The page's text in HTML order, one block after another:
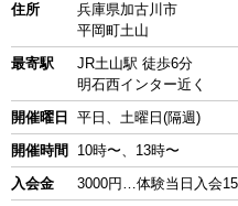
住所
兵庫県加古川市
平岡町土山
最寄駅
JR土山駅 徒歩6分
明石西インター近く
開催曜日
平日、土曜日(隔週)
開催時間
10時〜、13時〜
入会金
3000円…体験当日入会